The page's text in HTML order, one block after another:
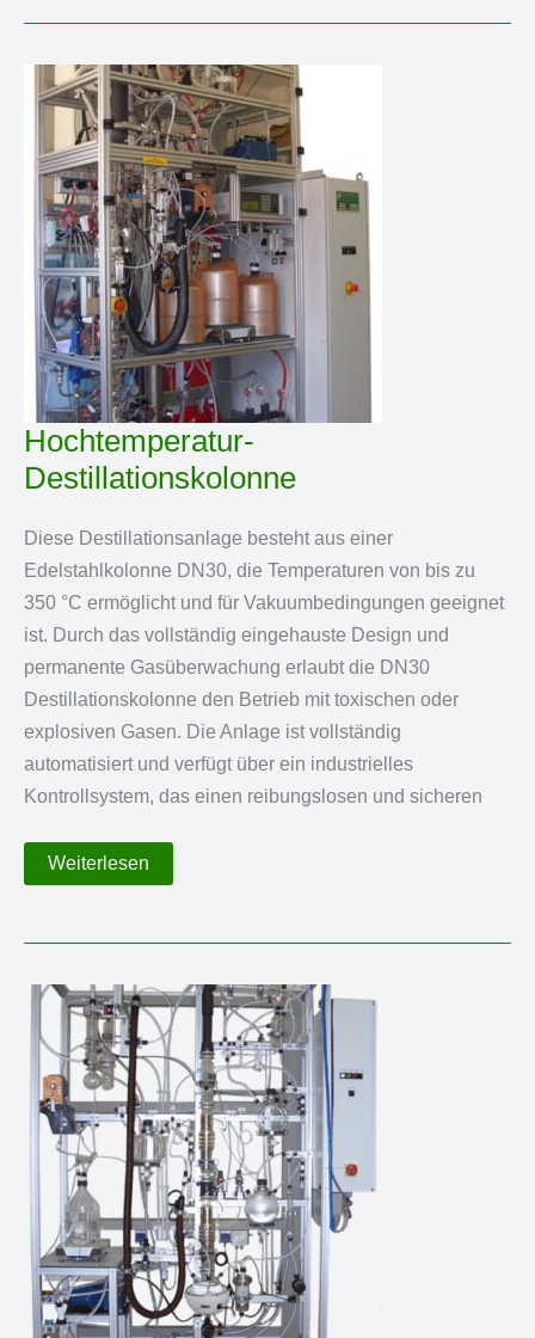
Hochtemperatur-
Destillationskolonne
Diese Destillationsanlage besteht aus einer
Edelstahlkolonne DN30, die Temperaturen von bis zu
350 °C ermöglicht und für Vakuumbedingungen geeignet
ist. Durch das vollständig eingehauste Design und
permanente Gasüberwachung erlaubt die DN30
Destillationskolonne den Betrieb mit toxischen oder
explosiven Gasen. Die Anlage ist vollständig
automatisiert und verfügt über ein industrielles
Kontrollsystem, das einen reibungslosen und sicheren
Hochtemperatur-
Destillationskolonne
Weiterlesen